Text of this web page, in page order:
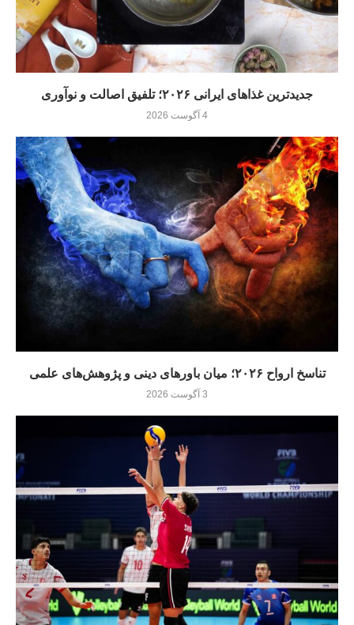
جدیدترین غذاهای ایرانی ۲۰۲۶؛ تلفیق اصالت و نوآوری
4 آگوست 2026
تناسخ ارواح ۲۰۲۶؛ میان باورهای دینی و پژوهش‌های علمی
3 آگوست 2026